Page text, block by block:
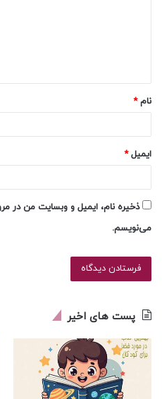
*
نام*
ایمیل*
ذخیره نام، ایمیل و وبسایت من در
می‌نویسم.
پست های اخیر